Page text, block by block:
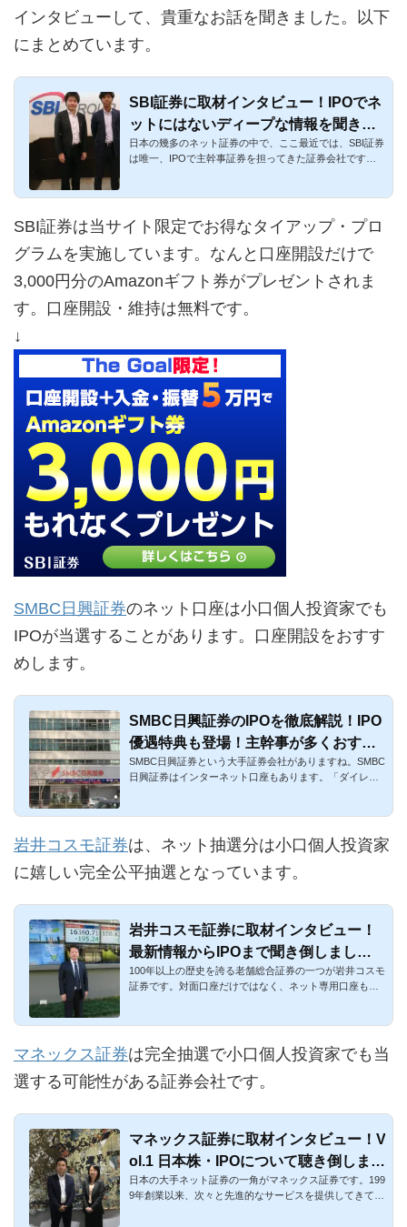
インタビューして、貴重なお話を聞きました。以下
にまとめています。
SBI証券に取材インタビュー！IPOでネ
ットにはないディープな情報を聞き倒
しました！
日本の幾多のネット証券の中で、ここ最近では、SBI証券
は唯一、IPOで主幹事証券を担ってきた証券会社です。
SBI証券は当サイト限定でお得なタイアップ・プロ
グラムを実施しています。なんと口座開設だけで
3,000円分のAmazonギフト券がプレゼントされま
す。口座開設・維持は無料です。
↓
SMBC日興証券のネット口座は小口個人投資家でも
IPOが当選することがあります。口座開設をおすす
めします。
SMBC日興証券のIPOを徹底解説！IPO
優遇特典も登場！主幹事が多くおすす
め
SMBC日興証券という大手証券会社がありますね。SMBC
日興証券はインターネット口座もあります。「ダイレク
岩井コスモ証券は、ネット抽選分は小口個人投資家
に嬉しい完全公平抽選となっています。
岩井コスモ証券に取材インタビュー！
最新情報からIPOまで聞き倒しまし
た！
100年以上の歴史を誇る老舗総合証券の一つが岩井コスモ
証券です。対面口座だけではなく、ネット専用口座もあ
マネックス証券は完全抽選で小口個人投資家でも当
選する可能性がある証券会社です。
マネックス証券に取材インタビュー！V
ol.1 日本株・IPOについて聴き倒しまし
た！
日本の大手ネット証券の一角がマネックス証券です。199
9年創業以来、次々と先進的なサービスを提供してきてお